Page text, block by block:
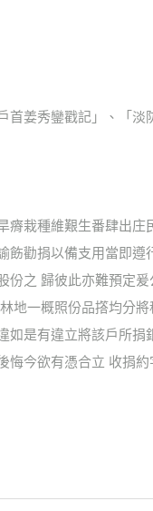
姜秀鑾戳記」、「
栽種維艱生番肆出
勸捐以備支用當即
之 歸彼此亦難預定
地一概照份品撘均分
是有違立將該戶所
今欲有憑合立 收捐